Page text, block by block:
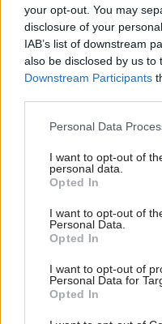
your opt-out. You may
disclosure of your
IAB’s list of downstream
also be disclosed by us to
Downstream Participants
Please note that this
not limited to your visit or
grant or deny consent to
use your data for below
consent section.
Personal Data
I want to opt-out of
personal data.
Opted In
I want to opt-out of
Personal Data.
Opted In
I want to opt-out of
Personal Data for
Opted In
Najčítanejšie
Staré obliečky na
sme 8+ skvelých
5 x moderná
Tipy ako si
7 spální plných
Ako udržať
Inšpirácie